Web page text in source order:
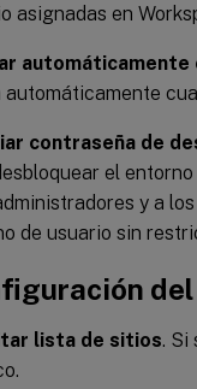
asignadas en
automáticamente
automáticamente
contraseña de
el
y a
de usuario sin
lista de sitios. Si